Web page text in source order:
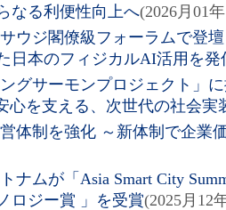
なる利便性向上へ(2026月01
ウジ閣僚級フォーラムで登
日本のフィジカルAI活用を発
グサーモンプロジェクト」
心を支える、次世代の社会実
体制を強化 ～新体制で企業
ナムが「Asia Smart City
ロジー賞 」を受賞(2025月12